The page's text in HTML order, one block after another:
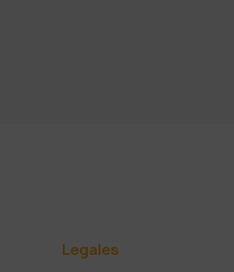
Legales